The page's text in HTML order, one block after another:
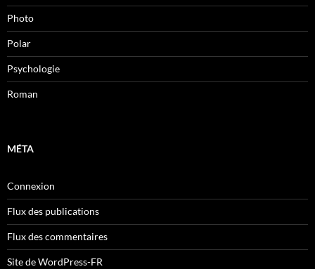
Photo
Polar
Psychologie
Roman
MÉTA
Connexion
Flux des publications
Flux des commentaires
Site de WordPress-FR